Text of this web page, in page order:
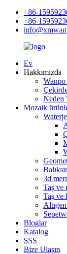
+86-
+86-
Ev
Hakkımızda
Neden
Mozaik
3d
Taş ve
Taş ve
Bloglar
Katalog
SSS
Bize Ulaşın